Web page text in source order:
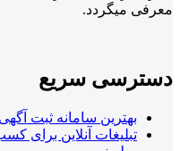
معرفی میگردد.
دسترسی سریع
بهترین سامانه ثبت
تبلیغات آنلاین برای